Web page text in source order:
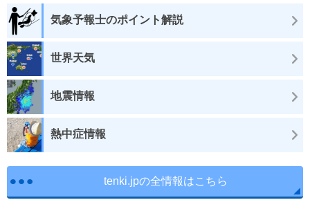
気象予報士のポイント解説
世界天気
地震情報
熱中症情報
tenki.jpの全情報はこちら